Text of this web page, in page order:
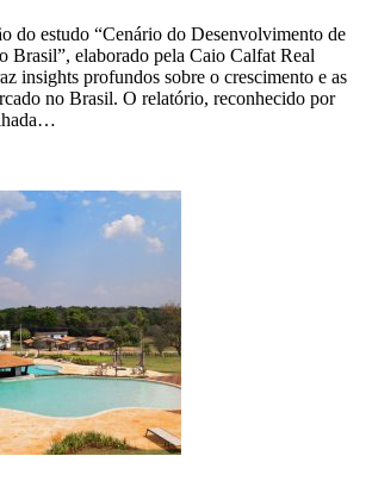
do estudo “Cenário do Desenvolvimento de
Brasil”, elaborado pela Caio Calfat Real
insights profundos sobre o crescimento e as
no Brasil. O relatório, reconhecido por